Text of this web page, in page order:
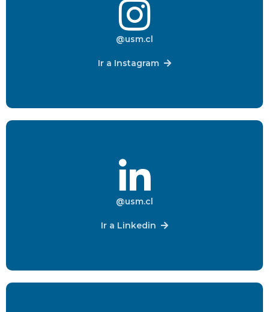
@usm.cl
Ir a Instagram
@usm.cl
Ir a Linkedin